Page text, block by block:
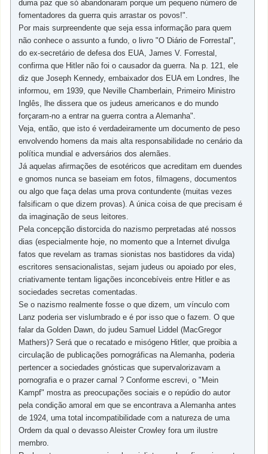
duma paz que só abandonaram porque um pequeno número de
fomentadores da guerra quis arrastar os povos!".
Por mais surpreendente que seja essa informação para quem
não conhece o assunto a fundo, o livro "O Diário de Forrestal",
do ex-secretário de defesa dos EUA, James V. Forrestal,
confirma que Hitler não foi o causador da guerra. Na p. 121, ele
diz que Joseph Kennedy, embaixador dos EUA em Londres, lhe
informou, em 1939, que Neville Chamberlain, Primeiro Ministro
Inglês, lhe dissera que os judeus americanos e do mundo
forçaram-no a entrar na guerra contra a Alemanha".
Veja, então, que isto é verdadeiramente um documento de peso
envolvendo homens da mais alta responsabilidade no cenário da
política mundial e adversários dos alemães.
Já aquelas afirmações de esotéricos que acreditam em duendes
e gnomos nunca se baseiam em fotos, filmagens, documentos
ou algo que faça delas uma prova contundente (muitas vezes
falsificam o que dizem provas). A única coisa de que precisam é
da imaginação de seus leitores.
Pela concepção distorcida do nazismo perpretadas até nossos
dias (especialmente hoje, no momento que a Internet divulga
fatos que revelam as tramas sionistas nos bastidores da vida)
escritores sensacionalistas, sejam judeus ou apoiado por eles,
criativamente tentam ligações inconcebíveis entre Hitler e as
sociedades secretas comentadas.
Se o nazismo realmente fosse o que dizem, um vínculo com
Lanz poderia ser vislumbrado e é por isso que o fazem. O que
falar da Golden Dawn, do judeu Samuel Liddel (MacGregor
Mathers)? Será que o recatado e misógeno Hitler, que proibia a
circulação de publicações pornográficas na Alemanha, poderia
pertencer a sociedades gnósticas que supervalorizavam a
pornografia e o prazer carnal ? Conforme escrevi, o "Mein
Kampf" mostra as preocupações sociais e o repúdio do autor
pela condição amoral em que se encontrava a Alemanha antes
de 1924, uma total incompatibilidade com a natureza de uma
Ordem da qual o devasso Aleister Crowley fora um ilustre
membro.